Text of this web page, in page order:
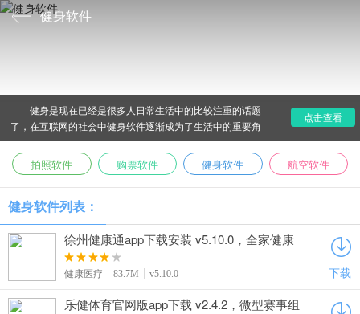
健身软件
健身是现在已经是很多人日常生活中的比较注重的话题
了，在互联网的社会中健身软件逐渐成为了生活中的重要角
色，现在很多人的饮食习惯很容易导致肥胖，现在自己在手机
中下载健身APP也可以很科学的健身，长期坚持下来就会有着
意想不到的效果，想要拥有好身材吗，赶紧来爱东东手游下载
健身APP吧！
点击查看
拍照软件 购票软件 健身软件 航空软件
健身软件列表：
徐州健康通app下载安装 v5.10.0，全家健康
状况随时查更贴心
健康医疗 83.7M v5.10.0 下载
乐健体育官网版app下载 v2.4.2，微型赛事组